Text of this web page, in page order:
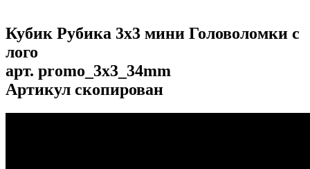
Кубик Рубика 3х3 мини Головоломки с
лого
арт. promo_3x3_34mm
Артикул скопирован